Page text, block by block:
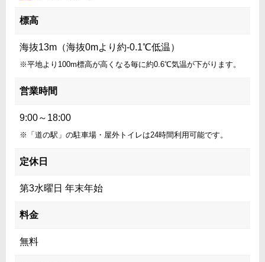
標高
海抜13m（海抜0mより約-0.1℃低温）
※平地より100m標高が高くなる毎に約0.6℃気温が下がります。
営業時間
9:00～18:00
※「道の駅」の駐車場・屋外トイレは24時間利用可能です。
定休日
第3水曜日 年末年始
料金
無料